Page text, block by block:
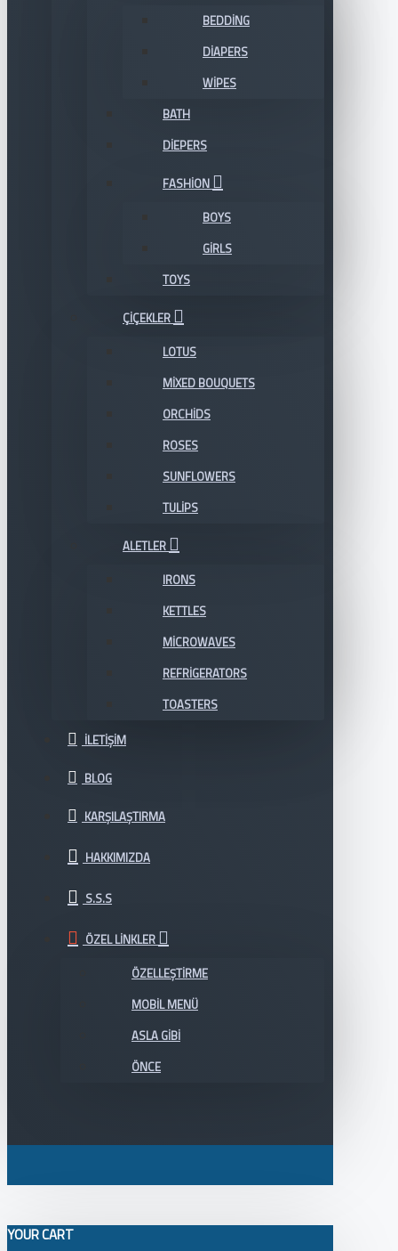
BEDDING
DIAPERS
WIPES
BATH
DIEPERS
FASHION
BOYS
GIRLS
TOYS
ÇIÇEKLER
LOTUS
MIXED BOUQUETS
ORCHIDS
ROSES
SUNFLOWERS
TULIPS
ALETLER
IRONS
KETTLES
MICROWAVES
REFRIGERATORS
TOASTERS
İLETIŞIM
BLOG
KARŞILAŞTIRMA
HAKKIMIZDA
S.S.S
ÖZEL LINKLER
ÖZELLEŞTIRME
MOBIL MENÜ
ASLA GIBI
ÖNCE
YOUR CART